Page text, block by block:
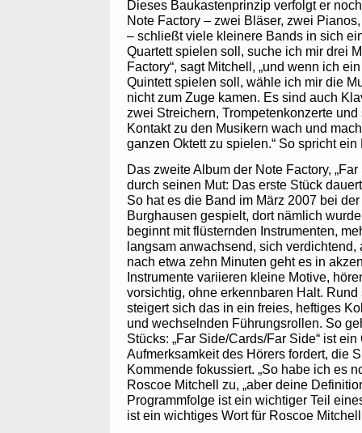
Dieses Baukastenprinzip verfolgt er
Note Factory – zwei Bläser, zwei
– schließt viele kleinere Bands in sich
Quartett spielen soll, suche ich mir drei
Factory“, sagt Mitchell, „und wenn ich
Quintett spielen soll, wähle ich mir die
nicht zum Zuge kamen. Es sind auch
zwei Streichern, Trompetenkonzerte
Kontakt zu den Musikern wach und
ganzen Oktett zu spielen.“ So spricht
Das zweite Album der Note Factory,
durch seinen Mut: Das erste Stück
So hat es die Band im März 2007 bei
Burghausen gespielt, dort nämlich
beginnt mit flüsternden Instrumenten,
langsam anwachsend, sich verdichtend,
nach etwa zehn Minuten geht es in
Instrumente variieren kleine Motive,
vorsichtig, ohne erkennbaren Halt.
steigert sich das in ein freies, heftiges
und wechselnden Führungsrollen. So
Stücks: „Far Side/Cards/Far Side“ ist
Aufmerksamkeit des Hörers fordert, die
Kommende fokussiert. „So habe ich es
Roscoe Mitchell zu, „aber deine
Programmfolge ist ein wichtiger Teil
ist ein wichtiges Wort für Roscoe